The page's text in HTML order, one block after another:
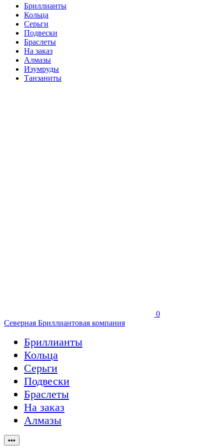
Бриллианты
Кольца
Серьги
Подвески
Браслеты
На заказ
Алмазы
Изумруды
Танзаниты
0
Северная Бриллиантовая компания
Бриллианты
Кольца
Серьги
Подвески
Браслеты
На заказ
Алмазы
•••